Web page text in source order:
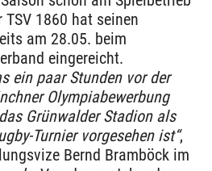
1860 hat seinen
am 28.05. beim
eingereicht.
ein paar Stunden vor der
Olympiabewerbung
Grünwalder Stadion als
Turnier vorgesehen ist“,
Bernd Bramböck im